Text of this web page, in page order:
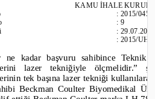
KAMU İHALE
:2015/045
:9
:
:2015/
ne kadar başvuru sahibince Teknik
lazer tekniğiyle ölçmelidir.”
tek başına lazer tekniği
Beckman Coulter Biyomedikal